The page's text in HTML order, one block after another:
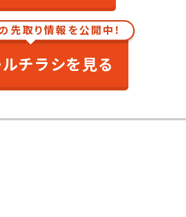
先取り情報を公開中！
チラシを見る